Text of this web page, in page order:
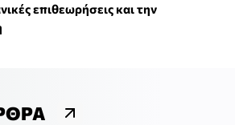
επιθεωρήσεις και την